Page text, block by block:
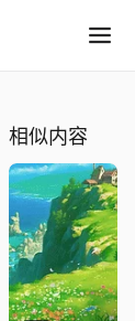
相似内容